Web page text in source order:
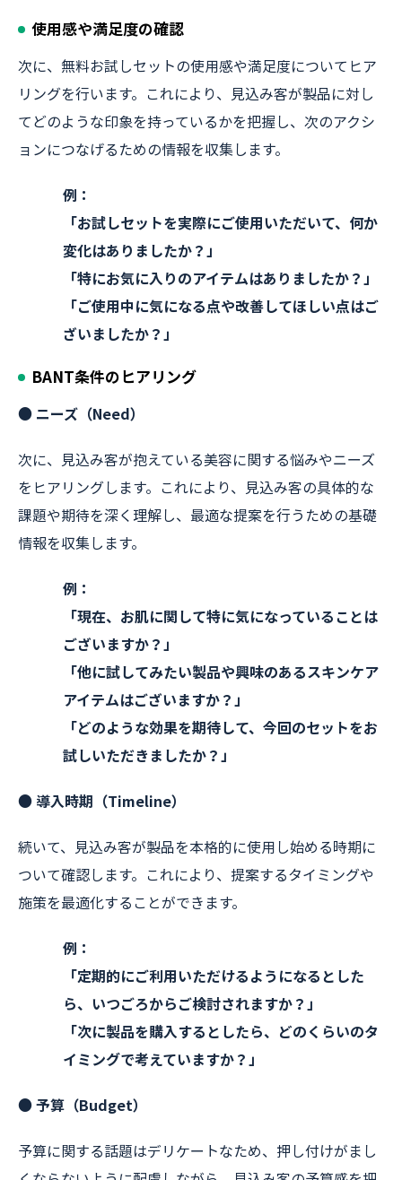
使用感や満足度の確認
次に、無料お試しセットの使用感や満足度についてヒア
リングを行います。これにより、見込み客が製品に対し
てどのような印象を持っているかを把握し、次のアクシ
ョンにつなげるための情報を収集します。
例：
「お試しセットを実際にご使用いただいて、何か
変化はありましたか？」
「特にお気に入りのアイテムはありましたか？」
「ご使用中に気になる点や改善してほしい点はご
ざいましたか？」
BANT条件のヒアリング
● ニーズ（Need）
次に、見込み客が抱えている美容に関する悩みやニーズ
をヒアリングします。これにより、見込み客の具体的な
課題や期待を深く理解し、最適な提案を行うための基礎
情報を収集します。
例：
「現在、お肌に関して特に気になっていることは
ございますか？」
「他に試してみたい製品や興味のあるスキンケア
アイテムはございますか？」
「どのような効果を期待して、今回のセットをお
試しいただきましたか？」
● 導入時期（Timeline）
続いて、見込み客が製品を本格的に使用し始める時期に
ついて確認します。これにより、提案するタイミングや
施策を最適化することができます。
例：
「定期的にご利用いただけるようになるとした
ら、いつごろからご検討されますか？」
「次に製品を購入するとしたら、どのくらいのタ
イミングで考えていますか？」
● 予算（Budget）
予算に関する話題はデリケートなため、押し付けがまし